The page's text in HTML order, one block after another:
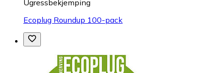
Ugressbekjemping
Ecoplug Roundup 100-pack